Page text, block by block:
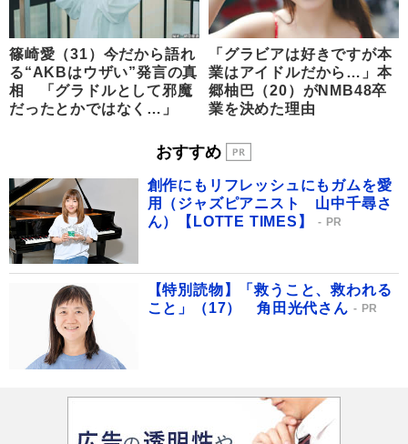
篠崎愛（31）今だから語れ
る“AKBはウザい”発言の真
相 「グラドルとして邪魔
だったとかではなく…」
「グラビアは好きですが本
業はアイドルだから…」本
郷柚巴（20）がNMB48卒
業を決めた理由
おすすめ
創作にもリフレッシュにもガムを愛
用（ジャズピアニスト 山中千尋さ
ん）【LOTTE TIMES】
PR
【特別読物】「救うこと、救われる
こと」（17） 角田光代さん
PR